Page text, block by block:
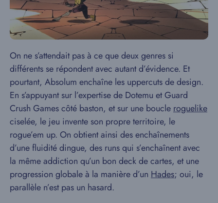
On ne s’attendait pas à ce que deux genres si
différents se répondent avec autant d’évidence. Et
pourtant, Absolum enchaîne les uppercuts de design.
En s’appuyant sur l’expertise de Dotemu et Guard
Crush Games côté baston, et sur une boucle roguelike
ciselée, le jeu invente son propre territoire, le
rogue’em up. On obtient ainsi des enchaînements
d’une fluidité dingue, des runs qui s’enchaînent avec
la même addiction qu’un bon deck de cartes, et une
progression globale à la manière d’un Hades; oui, le
parallèle n’est pas un hasard.